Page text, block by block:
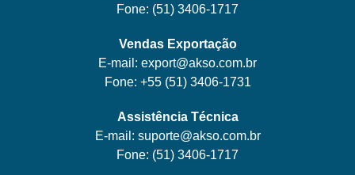
Fone: (51) 3406-1717
Vendas Exportação
E-mail: export@akso.com.br
Fone: +55 (51) 3406-1731
Assistência Técnica
E-mail: suporte@akso.com.br
Fone: (51) 3406-1717